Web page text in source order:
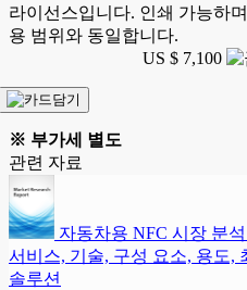
라이선스입니다. 인쇄 가능하
용 범위와 동일합니다.
US $ 7,100
※ 부가세 별도
관련 자료
자동차용 NFC 시장 분
서비스, 기술, 구성 요소, 용도,
솔루션